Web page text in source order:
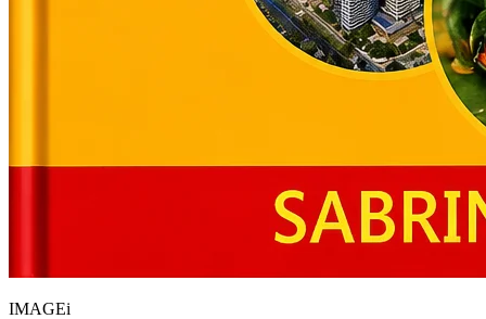
IMAGEi